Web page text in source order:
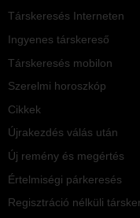
Társkeresés Interneten
Ingyenes társkereső
Társkeresés mobilon
Szerelmi horoszkóp
Cikkek
Újrakezdés válás után
Új remény és megértés
Értelmiségi párkeresés
Regisztráció nélküli